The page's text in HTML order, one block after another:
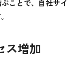
ことで、自社サイ
ス増加